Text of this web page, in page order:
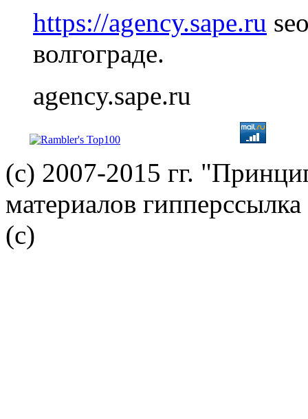
https://agency.sape.ru
волгограде.
agency.sape.ru
(с) 2007-2015 гг.
материалов гипперссылка
(c)